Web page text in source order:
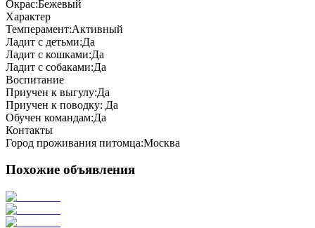
Окрас:Бежевый
Характер
Темперамент:Активный
Ладит с детьми:Да
Ладит с кошками:Да
Ладит с собаками:Да
Воспитание
Приучен к выгулу:Да
Приучен к поводку: Да
Обучен командам:Да
Контакты
Город проживания питомца:Москва
Похожие объявления